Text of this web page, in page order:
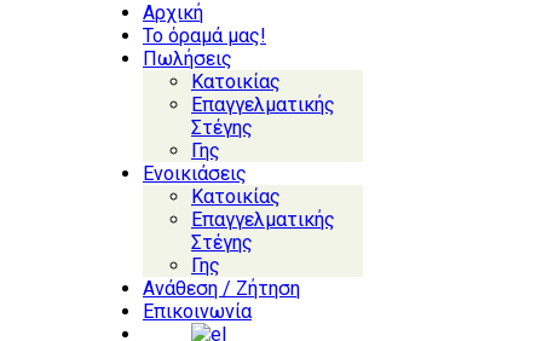
Αρχική
Το όραμά μας!
Πωλήσεις
Κατοικίας
Επαγγελματικής
Στέγης
Γης
Ενοικιάσεις
Κατοικίας
Επαγγελματικής
Στέγης
Γης
Ανάθεση / Ζήτηση
Επικοινωνία